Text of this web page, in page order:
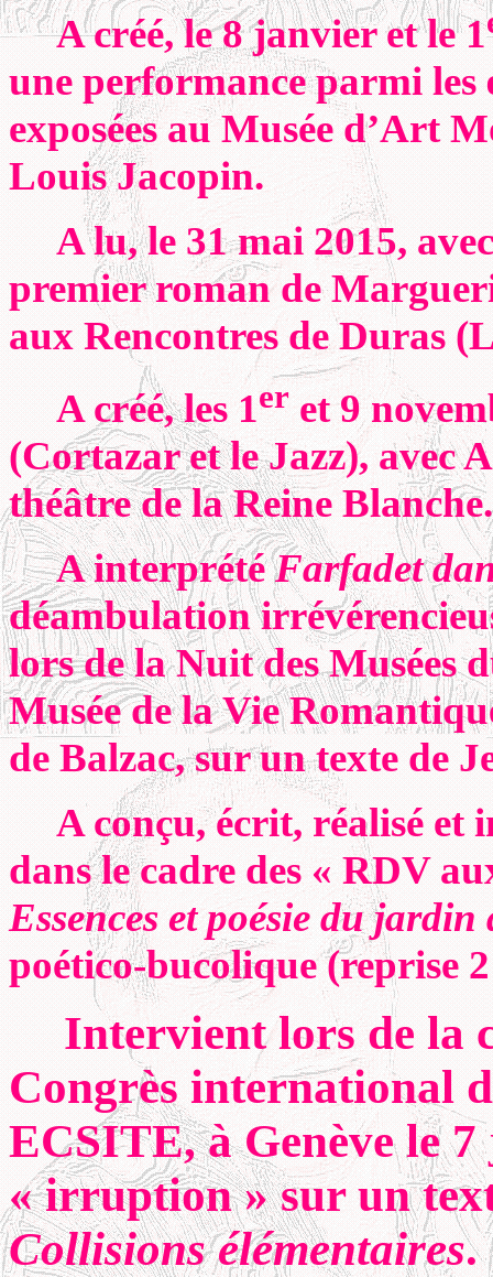
A créé, le 8 janvier et le 1
une performance parmi
exposées au Musée d’Art
Louis Jacopin.
A lu, le 31 mai 2015,
premier roman de
aux Rencontres de Duras
A créé, les 1eret 9
(Cortazar et le Jazz), avec
théâtre de la Reine Blanche.
A interprétéFarfadet
déambulation
lors de la Nuit des Musées
Musée de la Vie
de Balzac, sur un texte de
A conçu, écrit, réalisé et
dans le cadre des « RDV
Essences et poésie du
poético-bucolique (reprise
Intervient lors de la
Congrès international
ECSITE, à Genève le
« irruption » sur un
Collisions élémentaires.